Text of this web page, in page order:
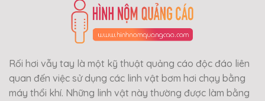
Rối hơi vẫy tay là một kỹ thuật quảng cáo độc đáo liên
quan đến việc sử dụng các linh vật bơm hơi chạy bằng
máy thổi khí. Những linh vật này thường được làm bằng